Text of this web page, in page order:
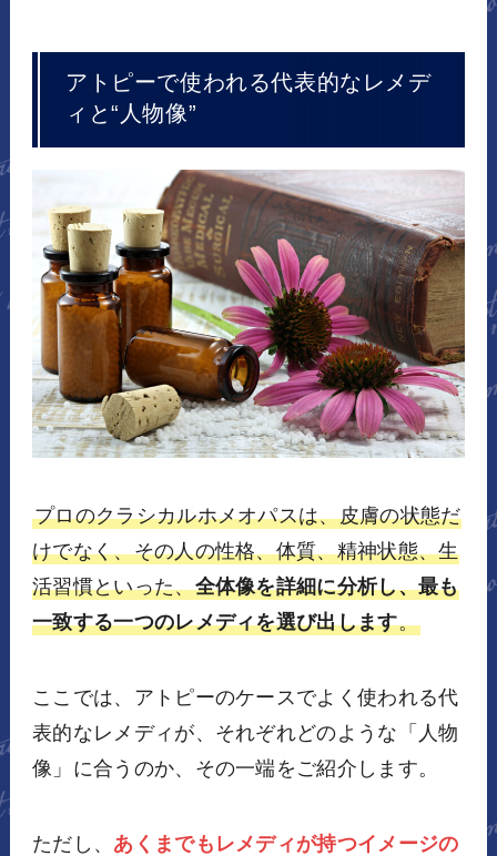
アトピーで使われる代表的なレメデ
ィと“人物像”
プロのクラシカルホメオパスは、皮膚の状態だ
けでなく、その人の性格、体質、精神状態、生
活習慣といった、全体像を詳細に分析し、最も
一致する一つのレメディを選び出します。
ここでは、アトピーのケースでよく使われる代
表的なレメディが、それぞれどのような「人物
像」に合うのか、その一端をご紹介します。
ただし、 あくまでもレメディが持つイメージの